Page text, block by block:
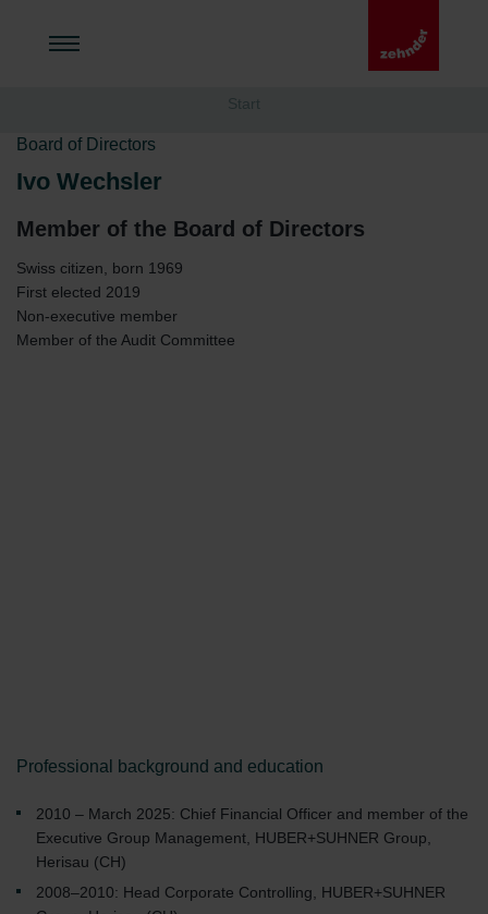
Start
Board of Directors
Ivo Wechsler
Member of the Board of Directors
Swiss citizen, born 1969
First elected 2019
Non-executive member
Member of the Audit Committee
Professional background and education
2010 – March 2025: Chief Financial Officer and member of the
Executive Group Management, HUBER+SUHNER Group,
Herisau (CH)
2008–2010: Head Corporate Controlling, HUBER+SUHNER